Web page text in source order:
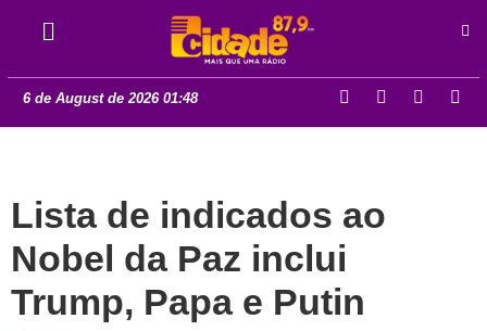
6 de August de 2026 01:48
Lista de indicados ao
Nobel da Paz inclui
Trump, Papa e Putin